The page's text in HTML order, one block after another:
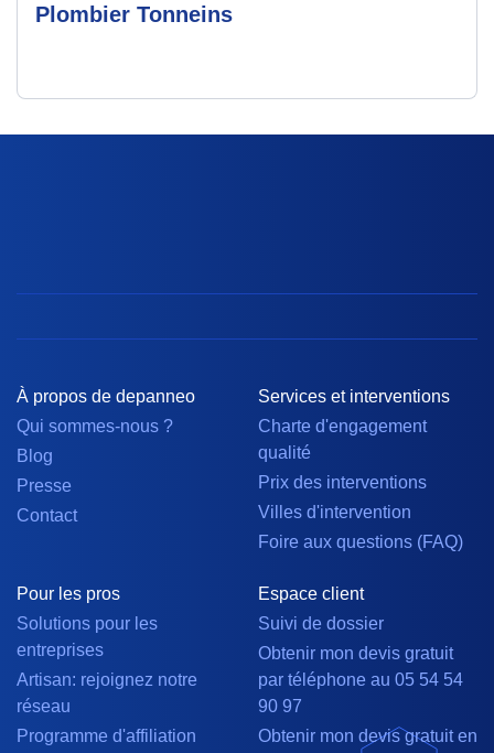
Plombier Tonneins
À propos de depanneo
Qui sommes-nous ?
Blog
Presse
Contact
Services et interventions
Charte d'engagement
qualité
Prix des interventions
Villes d'intervention
Foire aux questions (FAQ)
Pour les pros
Solutions pour les
entreprises
Artisan: rejoignez notre
réseau
Programme d'affiliation
Espace client
Suivi de dossier
Obtenir mon devis gratuit
par téléphone au 05 54 54
90 97
Obtenir mon devis gratuit en